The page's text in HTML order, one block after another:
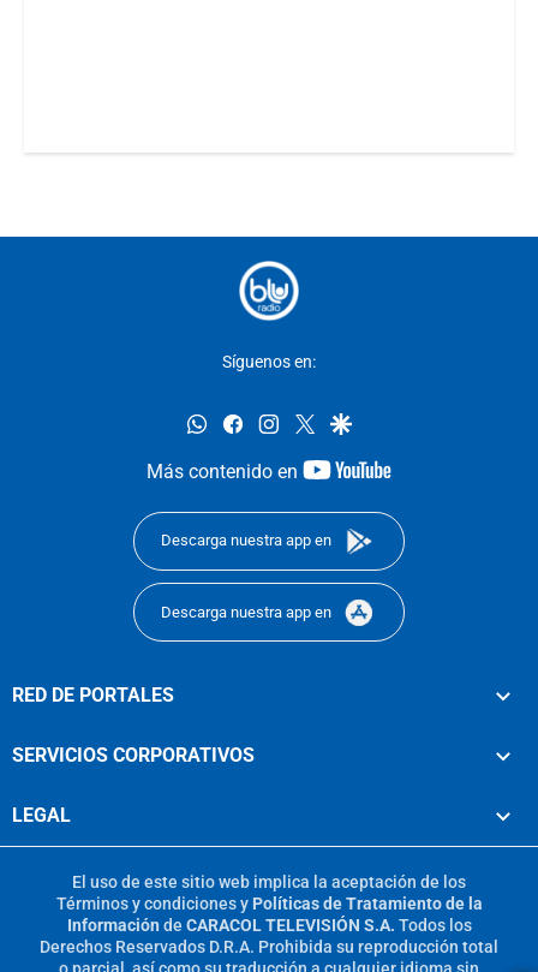
Síguenos en:
whatsappfacebookinstagram
twittergoogle
Más contenido en
youtube-
Descarga nuestra app en
Descarga nuestra app en
RED DE PORTALES
SERVICIOS CORPORATIVOS
LEGAL
El uso de este sitio web implica la aceptación de los
Términos y condicionesy Políticas de Tratamiento de la
Información de CARACOL TELEVISIÓN S.A. Todos los
Derechos Reservados D.R.A. Prohibida su reproducción total